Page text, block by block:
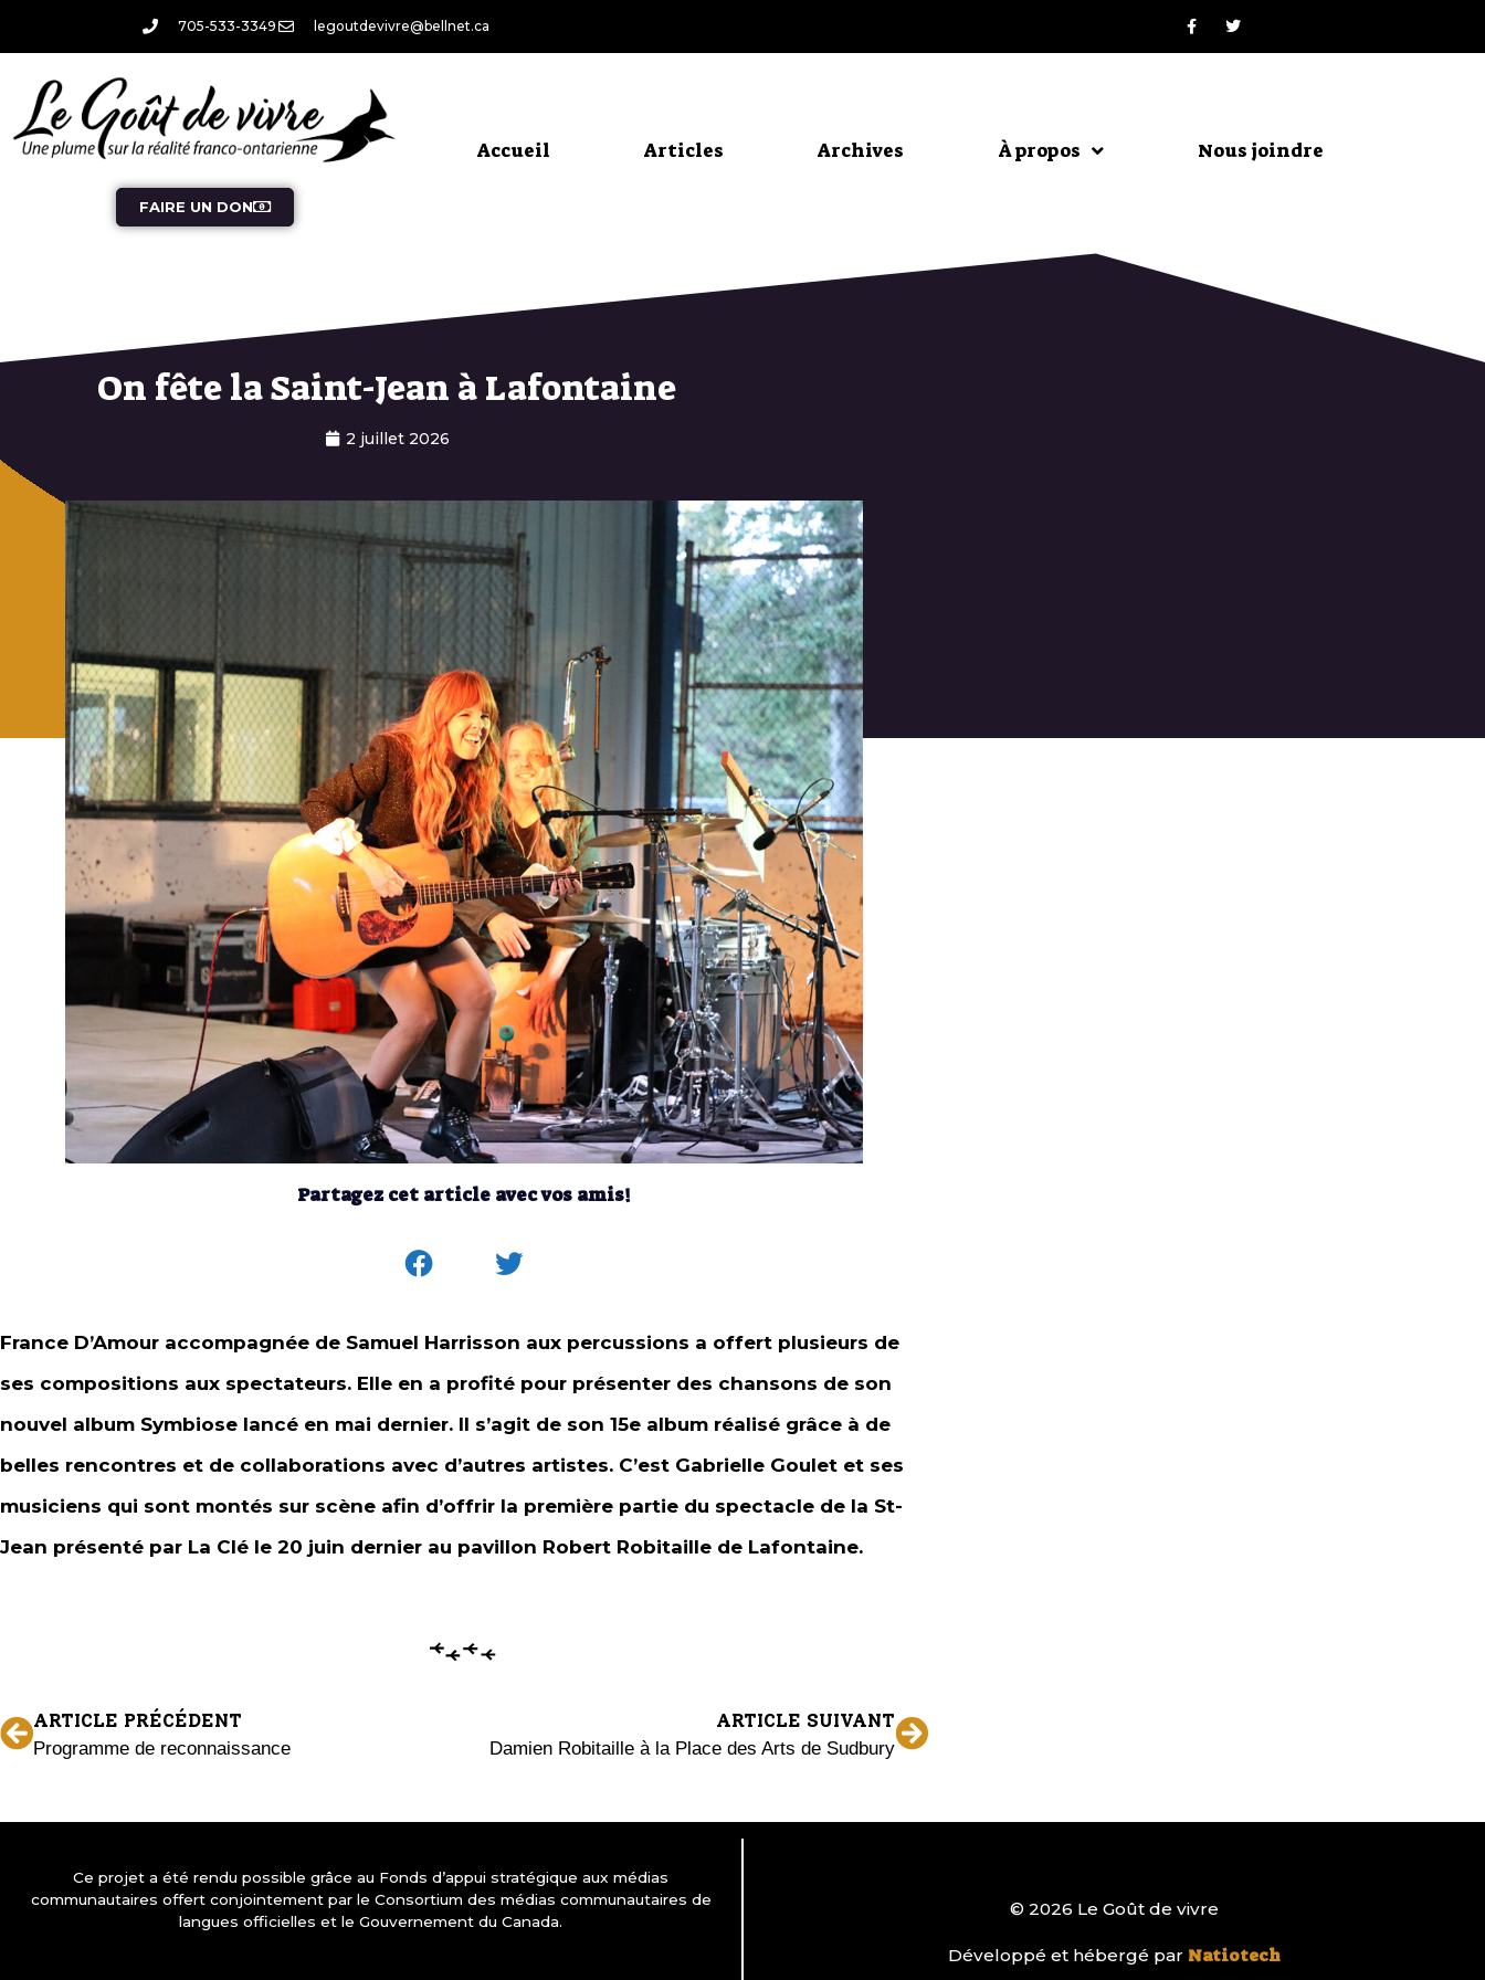
705-533-3349 legoutdevivre@bellnet.ca
FAIRE UN DON
Accueil Articles Archives À propos Nous joindre
On fête la Saint-Jean à Lafontaine
2 juillet 2026
Partagez cet article avec vos amis!
France D’Amour accompagnée de Samuel Harrisson aux percussions a offert plusieurs de
ses compositions aux spectateurs. Elle en a profité pour présenter des chansons de son
nouvel album Symbiose lancé en mai dernier. Il s’agit de son 15e album réalisé grâce à de
belles rencontres et de collaborations avec d’autres artistes. C’est Gabrielle Goulet et ses
musiciens qui sont montés sur scène afin d’offrir la première partie du spectacle de la St-
Jean présenté par La Clé le 20 juin dernier au pavillon Robert Robitaille de Lafontaine.
ARTICLE PRÉCÉDENT
Programme de reconnaissance
ARTICLE SUIVANT
Damien Robitaille à la Place des Arts de Sudbury
Ce projet a été rendu possible grâce au Fonds d’appui stratégique aux médias
communautaires offert conjointement par le Consortium des médias communautaires de
langues officielles et le Gouvernement du Canada.
© 2026 Le Goût de vivre
Développé et hébergé par Natiotech